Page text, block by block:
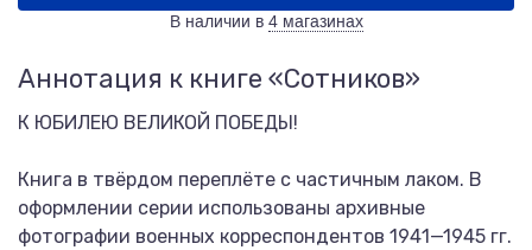
В наличии в 4 магазинах
Аннотация к книге «Сотников»
К ЮБИЛЕЮ ВЕЛИКОЙ ПОБЕДЫ!
Книга в твёрдом переплёте с частичным лаком. В
оформлении серии использованы архивные
фотографии военных корреспондентов 1941—1945 гг.